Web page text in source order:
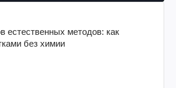
естественных методов: как
без химии